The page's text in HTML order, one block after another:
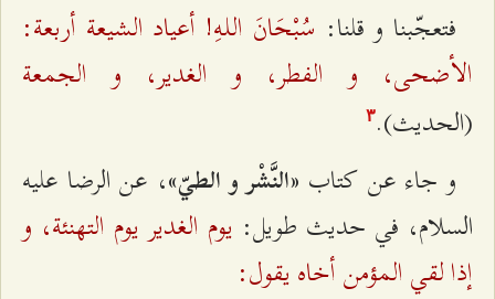
فتعجّبنا و قلنا: سُبْحَانَ اللـهِ! أعياد الشيعة أربعة:
الأضحى، و الفطر، و الغدير، و الجمعة
(الحديث).٣
و جاء عن كتاب «النَّشْر و الطيّ»، عن الرضا عليه
السلام، في حديث طويل: يوم الغدير يوم التهنئة، و
إذا لقي المؤمن أخاه يقول: